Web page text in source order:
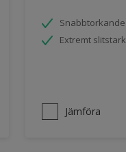
Snabbtorkande
Extremt slitstark
Jämföra